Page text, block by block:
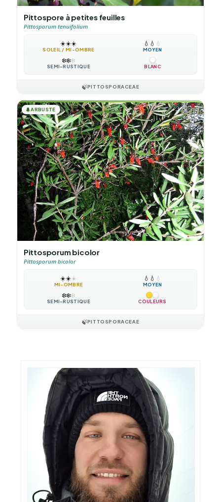
Pittospore à petites feuilles
Pittosporum tenuifolium
☀️☀️☀️
SOLEIL / MI-OMBRE
💧 💧 💧
MOYEN
❄️❄️❄️
SEMI-RUSTIQUE BLANC
🍃PITTOSPORACEAE
🌲ARBUSTE
Pittosporum bicolor
Pittosporum bicolor
☀️☀️☀️
MI-OMBRE
💧 💧 💧
MOYEN
❄️❄️❄️
SEMI-RUSTIQUE COULEURS
🍃PITTOSPORACEAE